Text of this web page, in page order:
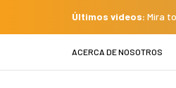
Últimos videos: Mira
ACERCA DE NOSOTROS